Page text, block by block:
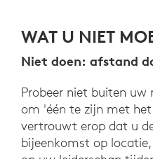
WAT U NIET
Niet doen: afstand
Probeer niet buiten
om 'één te zijn met
vertrouwt erop dat u
bijeenkomst op